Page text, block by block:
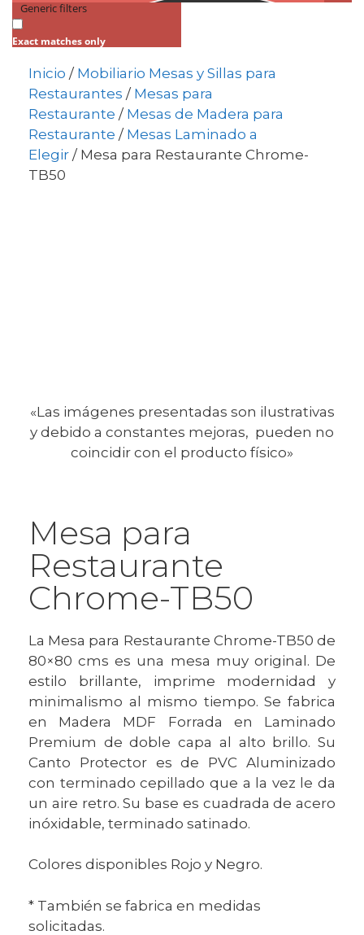
Generic filters
Exact matches only
Inicio / Mobiliario Mesas y Sillas para
Restaurantes / Mesas para
Restaurante / Mesas de Madera para
Restaurante / Mesas Laminado a
Elegir / Mesa para Restaurante Chrome-
TB50
«Las imágenes presentadas son ilustrativas
y debido a constantes mejoras, pueden no
coincidir con el producto físico»
Mesa para
Restaurante
Chrome-TB50
La Mesa para Restaurante Chrome-TB50 de
80×80 cms es una mesa muy original. De
estilo brillante, imprime modernidad y
minimalismo al mismo tiempo. Se fabrica
en Madera MDF Forrada en Laminado
Premium de doble capa al alto brillo. Su
Canto Protector es de PVC Aluminizado
con terminado cepillado que a la vez le da
un aire retro.Su base es cuadrada de acero
inóxidable, terminado satinado.
Colores disponibles Rojo y Negro.
* También se fabrica en medidas
solicitadas.